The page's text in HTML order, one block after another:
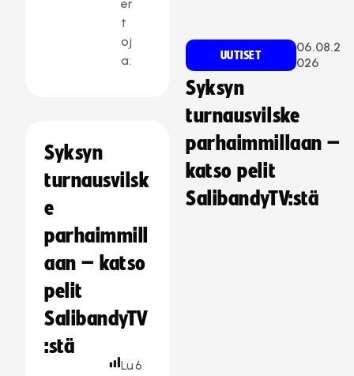
er
t
oj
a:
Syksyn
turnausvilsk
e
parhaimmill
aan – katso
pelit
SalibandyTV
:stä
Lu6
UUTISET
06.08.2
026
Syksyn
turnausvilske
parhaimmillaan –
katso pelit
SalibandyTV:stä